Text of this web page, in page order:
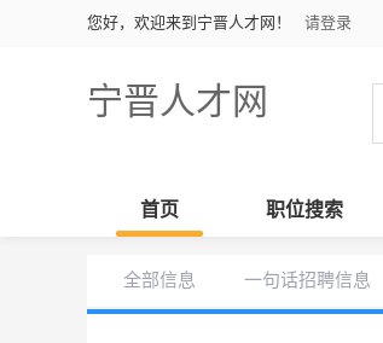
您好，欢迎来到宁晋人才网！ 请登录
宁晋人才网
首页 职位搜索
全部信息 一句话招聘信息